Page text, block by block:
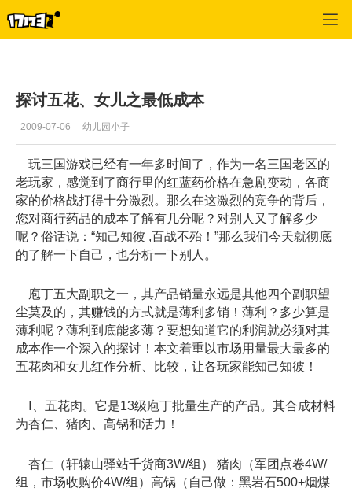
探讨五花、女儿之最低成本
2009-07-06 幼儿园小子
玩三国游戏已经有一年多时间了，作为一名三国老区的
老玩家，感觉到了商行里的红蓝药价格在急剧变动，各商
家的价格战打得十分激烈。那么在这激烈的竞争的背后，
您对商行药品的成本了解有几分呢？对别人又了解多少
呢？俗话说：“知己知彼 ,百战不殆！”那么我们今天就彻底
的了解一下自己，也分析一下别人。
庖丁五大副职之一，其产品销量永远是其他四个副职望
尘莫及的，其赚钱的方式就是薄利多销！薄利？多少算是
薄利呢？薄利到底能多薄？要想知道它的利润就必须对其
成本作一个深入的探讨！本文着重以市场用量最大最多的
五花肉和女儿红作分析、比较，让各玩家能知己知彼！
Ⅰ、五花肉。它是13级庖丁批量生产的产品。其合成材料
为杏仁、猪肉、高锅和活力！
杏仁（轩辕山驿站千货商3W/组） 猪肉（军团点卷4W/
组，市场收购价4W/组）高锅（自己做：黑岩石500+烟煤